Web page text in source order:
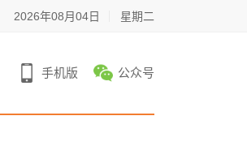
2026年08月04日 星期二
手机版 公众号